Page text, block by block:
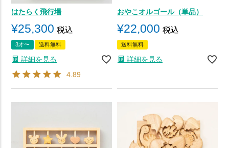
はたらく飛行場
¥25,300 税込
3才〜 送料無料
詳細を見る
4.89
おやこオルゴール（単品）
¥22,000 税込
送料無料
詳細を見る